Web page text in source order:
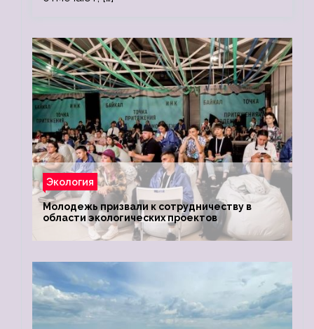
Экология
Молодежь призвали к сотрудничеству в
области экологических проектов